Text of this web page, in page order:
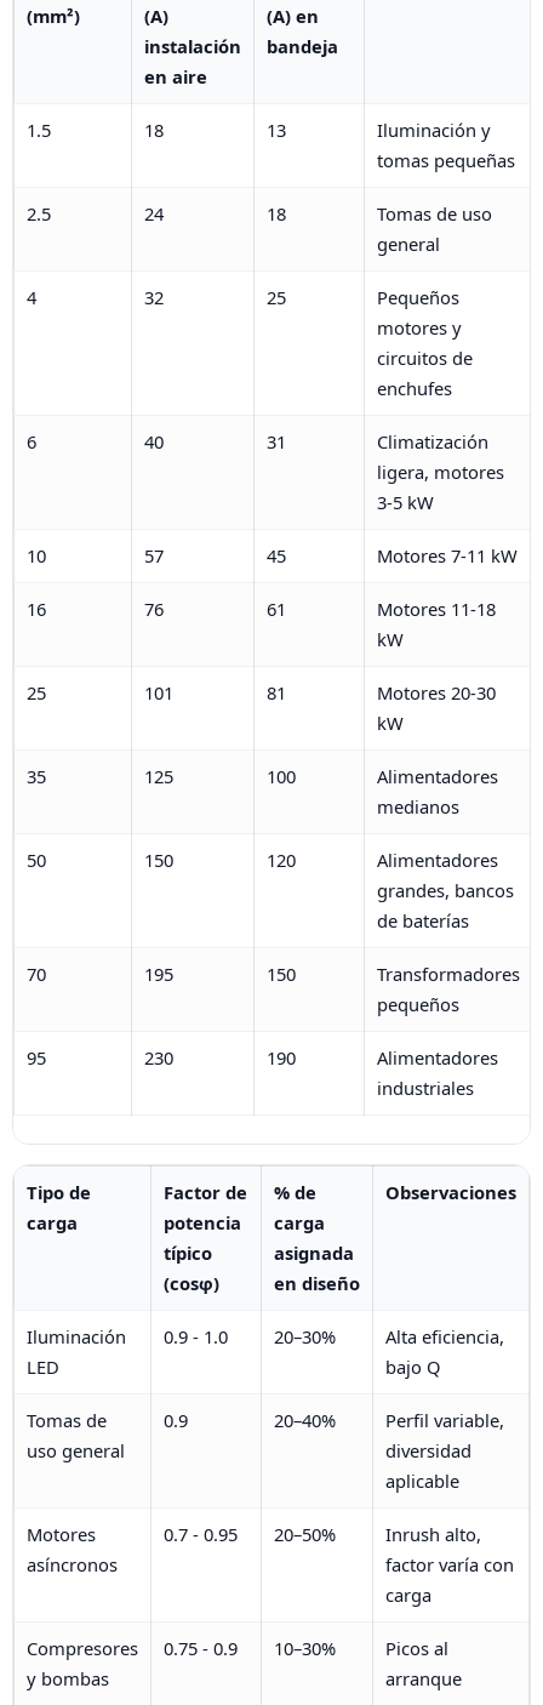
(mm²)
(A)
instalación
en aire
(A) en
bandeja
1.5 18 13
Iluminación y
tomas pequeñas
2.5 24 18
Tomas de uso
general
4 32 25
Pequeños
motores y
circuitos de
enchufes
6 40 31
Climatización
ligera, motores
3-5 kW
10 57 45 Motores 7-11 kW
16 76 61
Motores 11-18
kW
25 101 81
Motores 20-30
kW
35 125 100
Alimentadores
medianos
50 150 120
Alimentadores
grandes, bancos
de baterías
70 195 150
Transformadores
pequeños
95 230 190
Alimentadores
industriales
Tipo de
carga
Factor de
potencia
típico
(cosφ)
% de
carga
asignada
en diseño
Observaciones
Iluminación
LED
0.9 - 1.0 20–30%
Alta eficiencia,
bajo Q
Tomas de
uso general
0.9 20–40%
Perfil variable,
diversidad
aplicable
Motores
asíncronos
0.7 - 0.95 20–50%
Inrush alto,
factor varía con
carga
Compresores
y bombas
0.75 - 0.9 10–30%
Picos al
arranque